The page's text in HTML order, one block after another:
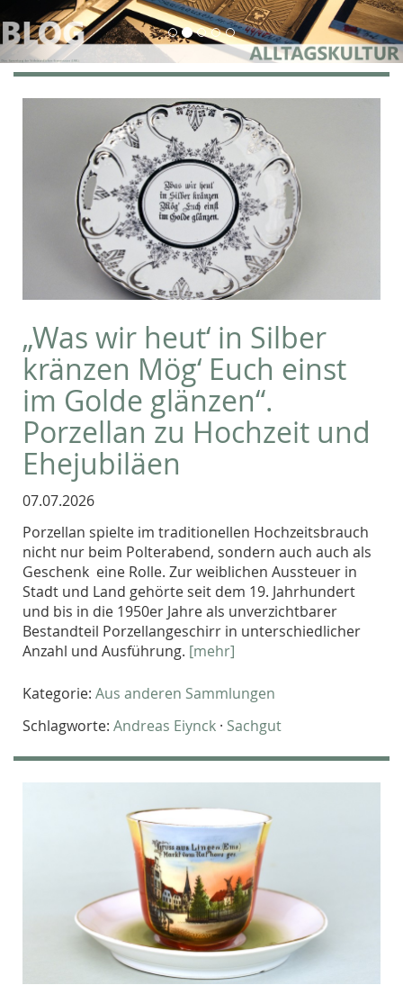
„Was wir heut‘ in Silber
kränzen Mög‘ Euch einst
im Golde glänzen“.
Porzellan zu Hochzeit und
Ehejubiläen
07.07.2026
Porzellan spielte im traditionellen Hochzeitsbrauch
nicht nur beim Polterabend, sondern auch auch als
Geschenk eine Rolle. Zur weiblichen Aussteuer in
Stadt und Land gehörte seit dem 19. Jahrhundert
und bis in die 1950er Jahre als unverzichtbarer
Bestandteil Porzellangeschirr in unterschiedlicher
Anzahl und Ausführung. [mehr]
Kategorie: Aus anderen Sammlungen
Schlagworte: Andreas Eiynck · Sachgut